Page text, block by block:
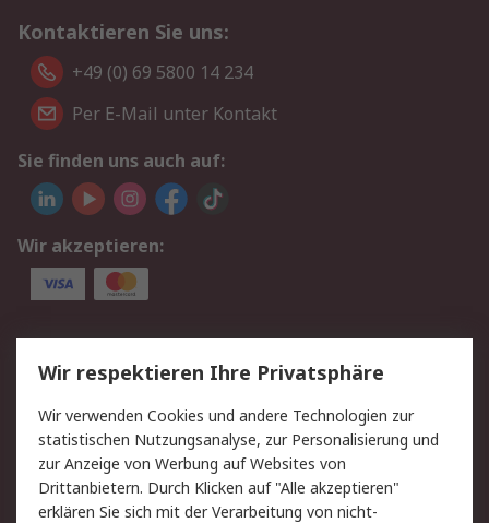
Kontaktieren Sie uns:
+49 (0) 69 5800 14 234
Per E-Mail unter Kontakt
Sie finden uns auch auf:
Wir akzeptieren:
Service
Value Added Services
Lieferlösungen
Rücksendungen
Kontakt
Hilfe
Privatkunden
Rechtliches
Wir respektieren Ihre Privatsphäre
Wir verwenden Cookies und andere Technologien zur
statistischen Nutzungsanalyse, zur Personalisierung und
zur Anzeige von Werbung auf Websites von
Drittanbietern. Durch Klicken auf "Alle akzeptieren"
erklären Sie sich mit der Verarbeitung von nicht-